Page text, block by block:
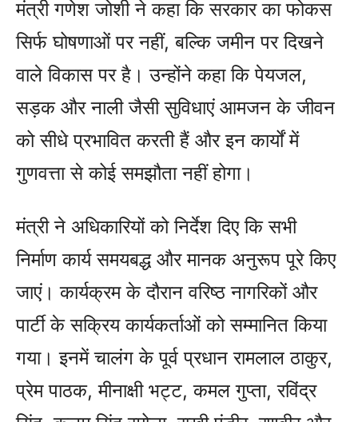
मंत्री गणेश जोशी ने कहा कि सरकार का फोकस
सिर्फ घोषणाओं पर नहीं, बल्कि जमीन पर दिखने
वाले विकास पर है। उन्होंने कहा कि पेयजल,
सड़क और नाली जैसी सुविधाएं आमजन के जीवन
को सीधे प्रभावित करती हैं और इन कार्यों में
गुणवत्ता से कोई समझौता नहीं होगा।
मंत्री ने अधिकारियों को निर्देश दिए कि सभी
निर्माण कार्य समयबद्ध और मानक अनुरूप पूरे किए
जाएं। कार्यक्रम के दौरान वरिष्ठ नागरिकों और
पार्टी के सक्रिय कार्यकर्ताओं को सम्मानित किया
गया। इनमें चालंग के पूर्व प्रधान रामलाल ठाकुर,
प्रेम पाठक, मीनाक्षी भट्ट, कमल गुप्ता, रविंद्र